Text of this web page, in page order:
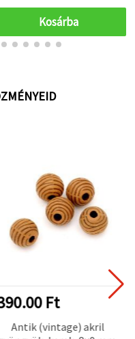
Kosárba
Ft
Antik (vintage) akril